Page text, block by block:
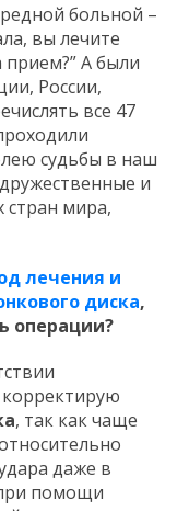
больной –
вы лечите
прием?” А были
России,
все 47
судьбы в наш
и
стран мира,
лечения и
диска,
операции?
, так как чаще
даже в
помощи